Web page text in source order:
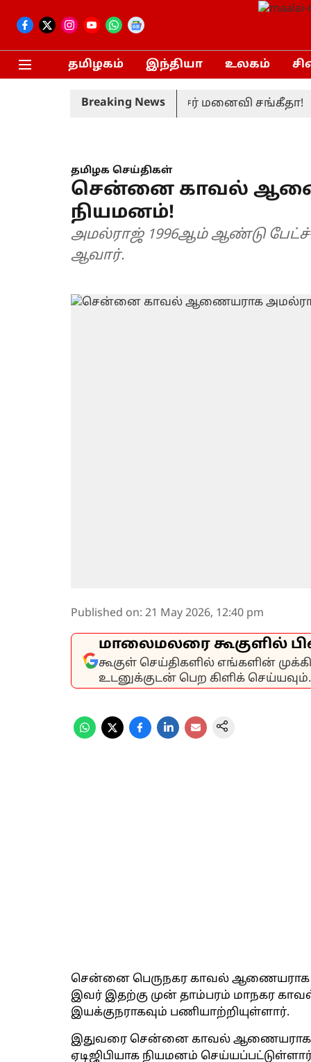
தமிழகம் இந்தியா உலகம்
Breaking News
பெற்றார் முதலமைச்சர் மனைவி சங்கீதா!
தமிழக செய்திகள்
சென்னை காவல்
நியமனம்!
அமல்ராஜ் 1996ஆம் ஆண்டு பேட்ச்-
ஆவார்.
Published on: 21 May 2026, 12:40 pm
மாலைமலரை கூகுளில்
கூகுள் செய்திகளில் எங்களின்
உடனுக்குடன் பெற கிளிக் செய்யவும்.
சென்னை பெருநகர காவல் ஆணையராக
இவர் இதற்கு முன் தாம்பரம் மாநகர
இயக்குநராகவும் பணியாற்றியுள்ளார்.
இதுவரை சென்னை காவல் ஆணையராக
ஏடிஜிபியாக நியமனம்